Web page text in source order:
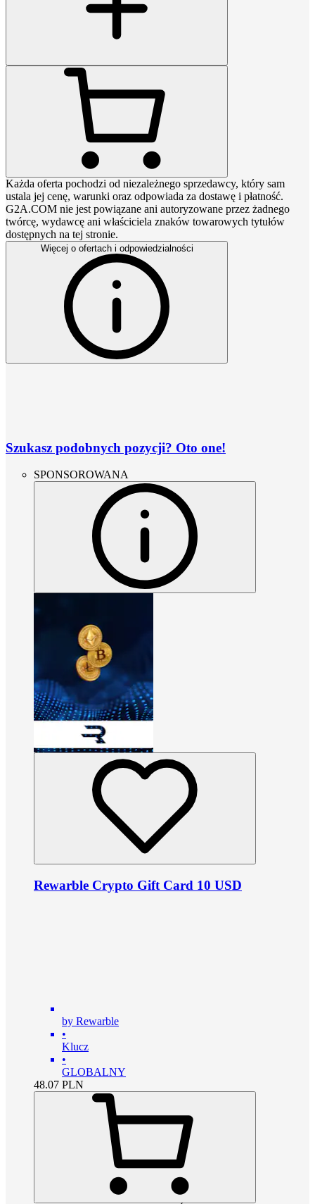
Każda oferta pochodzi od niezależnego sprzedawcy, który sam
ustala jej cenę, warunki oraz odpowiada za dostawę i płatność.
G2A.COM nie jest powiązane ani autoryzowane przez żadnego
twórcę, wydawcę ani właściciela znaków towarowych tytułów
dostępnych na tej stronie.
Więcej o ofertach i odpowiedzialności
Szukasz podobnych pozycji? Oto one!
SPONSOROWANA
Rewarble Crypto Gift Card 10 USD
by Rewarble
•
Klucz
•
GLOBALNY
48.07 PLN